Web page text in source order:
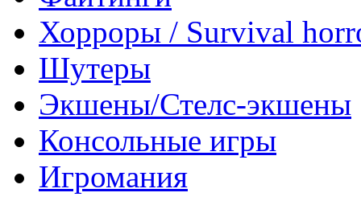
Хорроры / Survival
Шутеры
Экшены/Стелс-экшены
Консольные игры
Игромания